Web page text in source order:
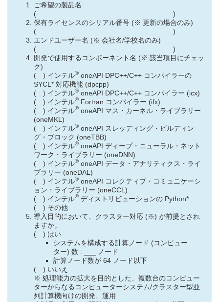
ご希望の製品名
( )
保有ライセンスのシリアル番号 (※ 更新の場合のみ)
( )
エンドユーザー名 (※ 会社名/学校名のみ)
( )
開発で使用するコンポーネント名 (※ 該当項目にチェッ
ク)
( ) インテル® oneAPI DPC++/C++ コンパイラーの
SYCL* 対応機能 (dpcpp)
( ) インテル® oneAPI DPC++/C++ コンパイラー (icx)
( ) インテル® Fortran コンパイラー (ifx)
( ) インテル® oneAPI マス・カーネル・ライブラリー
(oneMKL)
( ) インテル® oneAPI スレッディング・ビルディン
グ・ブロック (oneTBB)
( ) インテル® oneAPI ディープ・ニューラル・ネット
ワーク・ライブラリー (oneDNN)
( ) インテル® oneAPI データ・アナリティクス・ライ
ブラリー (oneDAL)
( ) インテル® oneAPI コレクティブ・コミュニケーシ
ョン・ライブラリー (oneCCL)
( ) インテル® ディストリビューションの Python*
( ) その他
導入目的において、クラスター対応 (※) が前提とされ
ますか。
( ) はい
システムを構成する計算ノード (コンピュー
ター) 数 : ___ ノード
計算ノード数が 64 ノード以下
( ) いいえ
※ 処理能力の拡大を目的とした、複数台のコンピュー
ターからなるコンピューターシステム/クラスター型並
列計算機向けの開発、運用